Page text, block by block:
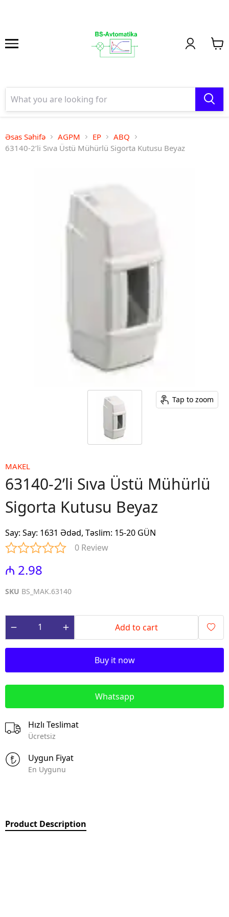
Əsas Səhifə AGPM EP
ABQ
63140-2’li Sıva Üstü Mühürlü Sigorta Kutusu Beyaz
Tap to zoom
MAKEL
63140-2’li Sıva Üstü Mühürlü
Sigorta Kutusu Beyaz
Say: Say: 1631 Ədəd, Təslim: 15-20 GÜN
0 Review
₼ 2.98
SKU BS_MAK.63140
Add to cart
Buy it now
Whatsapp
Hızlı Teslimat
Ücretsiz
Uygun Fiyat
En Uygunu
Product Description